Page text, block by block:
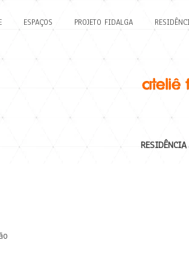
ESPAÇOS PROJETO FIDALGA